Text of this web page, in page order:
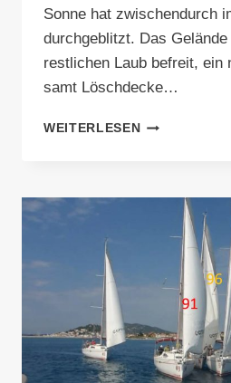
Sonne hat zwischendurch
durchgeblitzt. Das
restlichen Laub befreit, ein
samt Löschdecke…
WEITERLESENFRÜHJAHRS-